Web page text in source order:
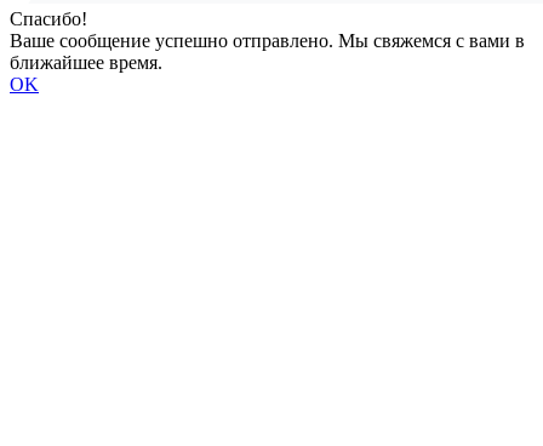
Спасибо!
Ваше сообщение успешно отправлено. Мы свяжемся с вами в
ближайшее время.
OK